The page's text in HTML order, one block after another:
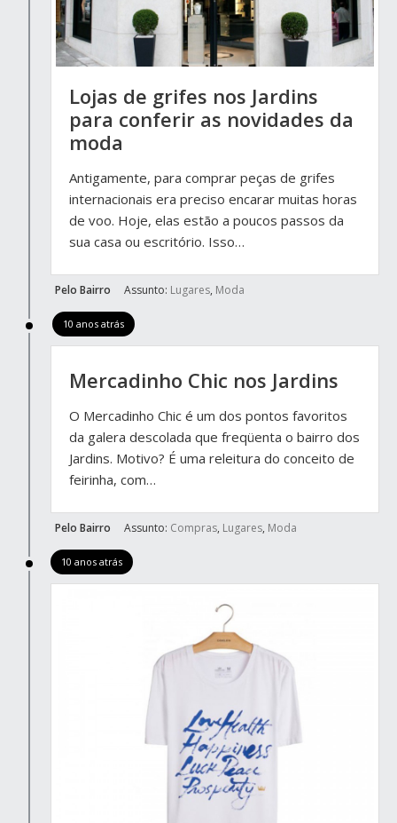
Lojas de grifes nos Jardins
para conferir as novidades da
moda
Antigamente, para comprar peças de grifes
internacionais era preciso encarar muitas horas
de voo. Hoje, elas estão a poucos passos da
sua casa ou escritório. Isso…
Pelo Bairro Assunto: Lugares, Moda
10 anos atrás
Mercadinho Chic nos Jardins
O Mercadinho Chic é um dos pontos favoritos
da galera descolada que freqüenta o bairro dos
Jardins. Motivo? É uma releitura do conceito de
feirinha, com…
Pelo Bairro Assunto: Compras, Lugares, Moda
10 anos atrás